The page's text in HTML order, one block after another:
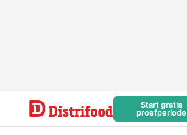
Start gratis
proefperiode